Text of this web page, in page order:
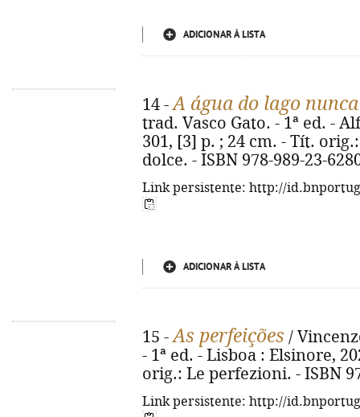
ADICIONAR À LISTA
14 -A água do lago nunca
trad. Vasco Gato. - 1ª ed. -
301, [3] p. ; 24 cm. - Tít.
dolce. - ISBN 978-989-23-
Link persistente: http://
ADICIONAR À LISTA
15 -As perfeições /
- 1ª ed. - Lisboa : Elsinore,
orig.: Le perfezioni. - ISBN
Link persistente: http://